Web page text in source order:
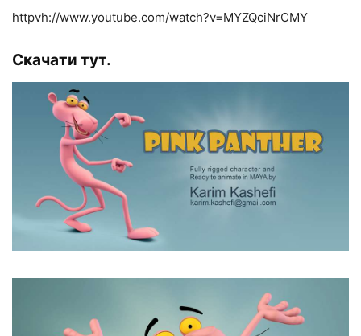
httpvh://www.youtube.com/watch?v=MYZQciNrCMY
Скачати тут.